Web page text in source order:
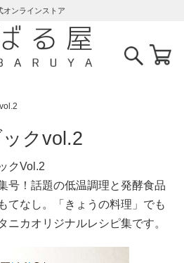
オンラインストア
クvol.2
クVol.2
号！話題の低温調理と発酵食品
てなし。「きょうの料理」でも
ニカオリジナルレシピ集です。